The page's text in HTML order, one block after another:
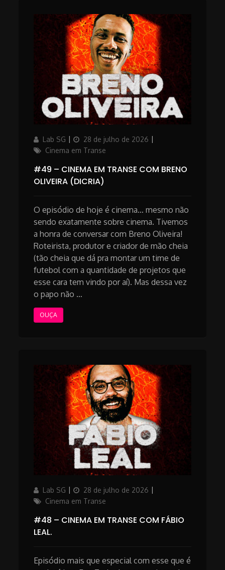
AuthorLab SG
Updated
on
28 de julho de 2026
Cinema em Transe
#49 – CINEMA EM TRANSE COM BRENO
OLIVEIRA (DICRIA)
O episódio de hoje é cinema… mesmo não
sendo exatamente sobre cinema. Tivemos
a honra de conversar com Breno Oliveira!
Roteirista, produtor e criador de mão cheia
(tão cheia que dá pra montar um time de
futebol com a quantidade de projetos que
esse cara tem vindo por aí). Mas dessa vez
o papo não …
OUÇA
AuthorLab SG
Updated
on
28 de julho de 2026
Cinema em Transe
#48 – CINEMA EM TRANSE COM FÁBIO
LEAL.
Episódio mais que especial com esse que é